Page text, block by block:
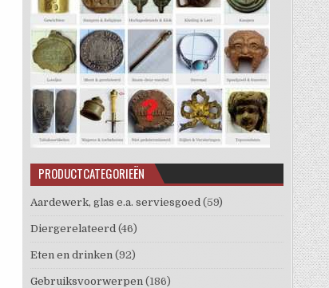
PRODUCTCATEGORIEËN
Aardewerk, glas e.a. serviesgoed (59)
Diergerelateerd (46)
Eten en drinken (92)
Gebruiksvoorwerpen (186)